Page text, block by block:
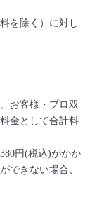
を除く）に対し
お客様・プロ双
金として合計料
円(税込)がかか
できない場合、